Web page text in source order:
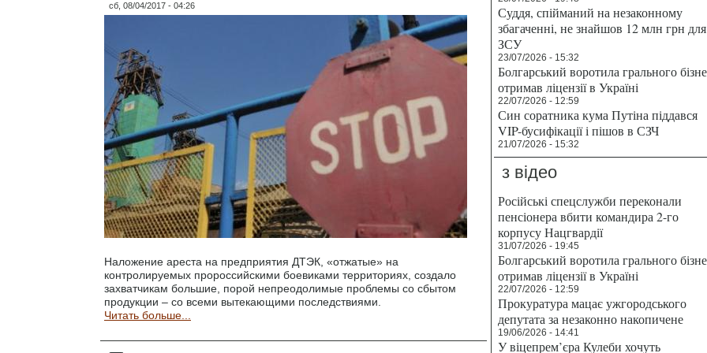
сб, 08/04/2017 - 04:26
Наложение ареста на предприятия ДТЭК, «отжатые» на
контролируемых пророссийскими боевиками территориях, создало
захватчикам большие, порой непреодолимые проблемы со сбытом
продукции – со всеми вытекающими последствиями.
Читать больше...
Суддя, спійманий на незаконному
збагаченні, не знайшов 12 млн грн для
ЗСУ
23/07/2026 - 15:32
Болгарський воротила грального
отримав ліцензії в Україні
22/07/2026 - 12:59
Син соратника кума Путіна піддався
VIP-бусифікації і пішов в СЗЧ
21/07/2026 - 15:32
з відео
Російські спецслужби переконали
пенсіонера вбити командира 2-го
корпусу Нацгвардії
31/07/2026 - 19:45
Болгарський воротила грального
отримав ліцензії в Україні
22/07/2026 - 12:59
Прокуратура мацає ужгородського
депутата за незаконно накопичене
19/06/2026 - 14:41
У віцепрем’єра Кулеби хочуть